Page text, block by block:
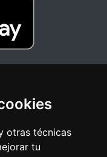
otras técnicas
tu